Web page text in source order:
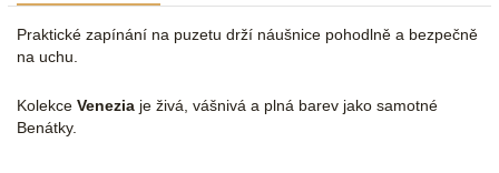
Praktické zapínání na puzetu drží náušnice pohodlně a bezpečně
na uchu.
Kolekce Venezia je živá, vášnivá a plná barev jako samotné
Benátky.